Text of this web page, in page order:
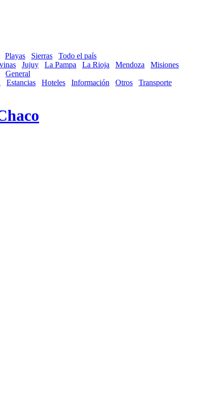
Playas Sierras
Todo el país
Jujuy La Pampa La Rioja Mendoza
Misiones
General
Estancias Hoteles Información Otros
Transporte